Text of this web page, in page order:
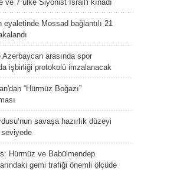
ve 7 ülke Siyonist İsrail'i kınadı
eyaletinde Mossad bağlantılı 21
Azerbaycan arasında spor
işbirliği protokolü imzalanacak
“Hürmüz Boğazı”
savaşa hazırlık düzeyi
Hürmüz ve Babülmendep
gemi trafiği önemli ölçüde